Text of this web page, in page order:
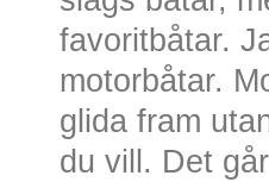
favoritbåtar.
motorbåtar.
glida fram
du vill. Det